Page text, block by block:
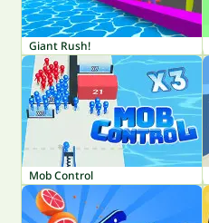
Giant Rush!
Mob Control